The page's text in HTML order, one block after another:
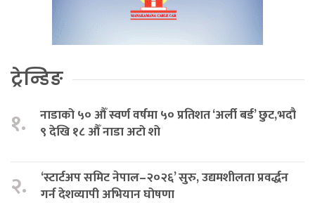
ट्रेन्डिङ
१.
नाडाको ५० औँ स्वर्ण वर्षमा ५० प्रतिशत ‘अर्ली बर्ड’ छुट,भदौ
९ देखि १८ औँ नाडा अटो शो
२.
‘स्टार्टअप समिट नेपाल–२०२६’ सुरु, उद्यमशीलता प्रवर्द्धन
गर्न देशव्यापी अभियान घोषणा